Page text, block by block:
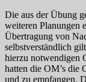
Die aus der Übung
weiteren Planungen
Übertragung von
selbstverständlich
hierzu notwendigen
hatten die OM’s die
und zu empfangen.